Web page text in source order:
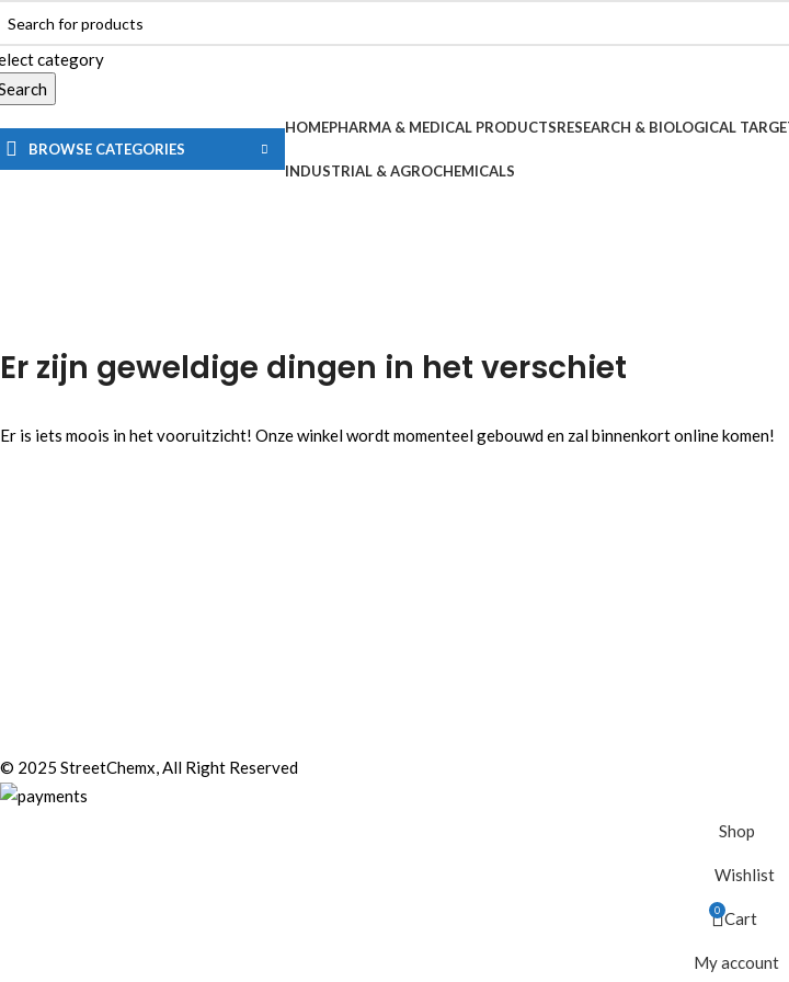
category
BROWSE CATEGORIES
HOMEPHARMA & MEDICAL PRODUCTSRESEARCH & BIOLOGICAL
INDUSTRIAL & AGROCHEMICALS
Er zijn geweldige dingen in het verschiet
Er is iets moois in het vooruitzicht! Onze winkel wordt momenteel gebouwd en zal binnenkort online komen!
© 2025 StreetChemx, All Right Reserved
Shop
Wishlist
0 Cart
My account